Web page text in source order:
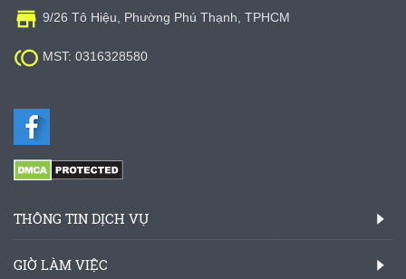
 9/26 Tô Hiệu, Phường Phú Thạnh, TPHCM
 MST: 0316328580
THÔNG TIN DỊCH VỤ
GIỜ LÀM VIỆC